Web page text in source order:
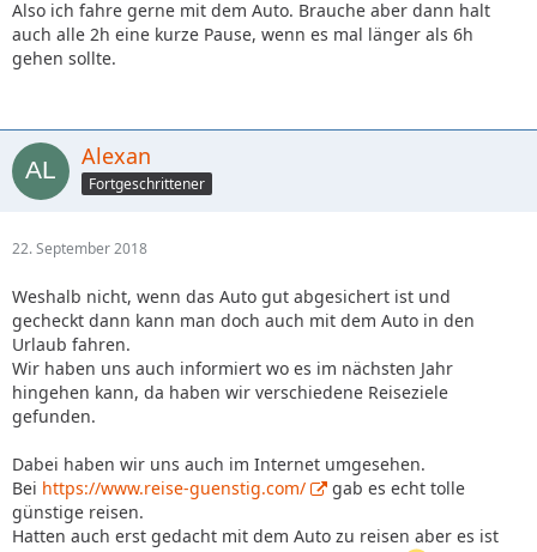
Also ich fahre gerne mit dem Auto. Brauche aber dann halt
auch alle 2h eine kurze Pause, wenn es mal länger als 6h
gehen sollte.
Alexan
Fortgeschrittener
22. September 2018
Weshalb nicht, wenn das Auto gut abgesichert ist und
gecheckt dann kann man doch auch mit dem Auto in den
Urlaub fahren.
Wir haben uns auch informiert wo es im nächsten Jahr
hingehen kann, da haben wir verschiedene Reiseziele
gefunden.
Dabei haben wir uns auch im Internet umgesehen.
Bei https://www.reise-guenstig.com/
gab es echt tolle
günstige reisen.
Hatten auch erst gedacht mit dem Auto zu reisen aber es ist